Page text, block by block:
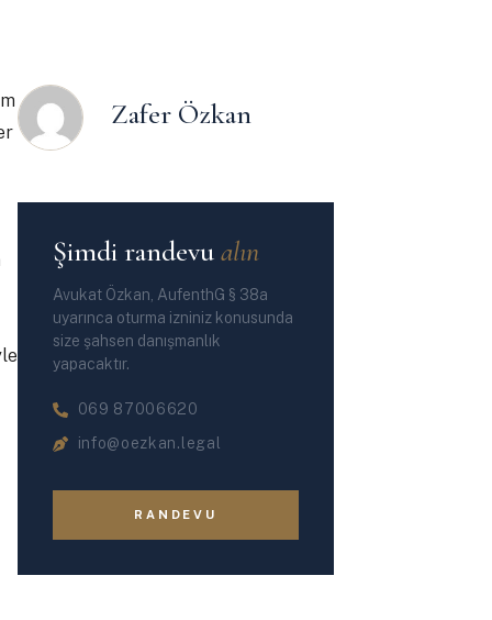
Zafer Özkan
Şimdi randevualın
Avukat Özkan, AufenthG § 38a
uyarınca oturma izniniz konusunda
size şahsen danışmanlık
yapacaktır.
069 87006620
info@oezkan.legal
RANDEVU